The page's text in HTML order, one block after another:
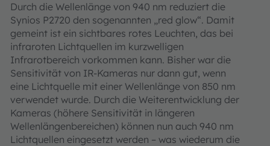
Durch die Wellenlänge von 940 nm reduziert die
Synios P2720 den sogenannten „red glow“. Damit
gemeint ist ein sichtbares rotes Leuchten, das bei
infraroten Lichtquellen im kurzwelligen
Infrarotbereich vorkommen kann. Bisher war die
Sensitivität von IR-Kameras nur dann gut, wenn
eine Lichtquelle mit einer Wellenlänge von 850 nm
verwendet wurde. Durch die Weiterentwicklung der
Kameras (höhere Sensitivität in längeren
Wellenlängenbereichen) können nun auch 940 nm
Lichtquellen eingesetzt werden – was wiederum die